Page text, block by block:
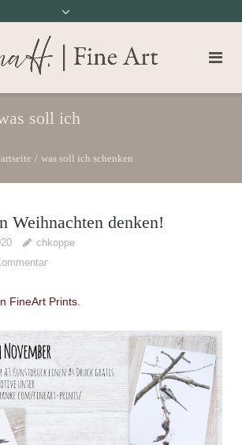
soll ich
/ was soll ich schenken
Weihnachten denken!
chkoppe
FineArt Prints.